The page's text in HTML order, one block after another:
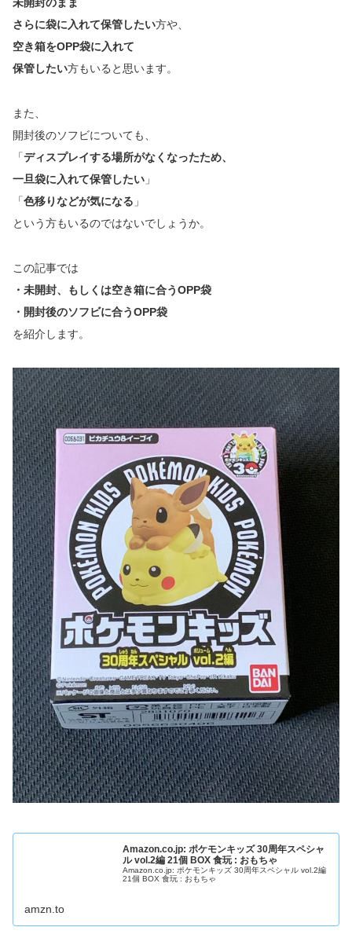
未開封のまま
さらに袋に入れて保管したい方や、
空き箱をOPP袋に入れて
保管したい方もいると思います。
また、
開封後のソフビについても、
「ディスプレイする場所がなくなったため、
一旦袋に入れて保管したい 」
「色移りなどが気になる 」
という方もいるのではないでしょうか。
この記事では
・未開封、もしくは空き箱に合うOPP袋
・開封後のソフビに合うOPP袋
を紹介します。
Amazon.co.jp: ポケモンキッズ 30周年スペシャ
ル vol.2編 21個 BOX 食玩 : おもちゃ
Amazon.co.jp: ポケモンキッズ 30周年スペシャル vol.2編
21個 BOX 食玩 : おもちゃ
amzn.to